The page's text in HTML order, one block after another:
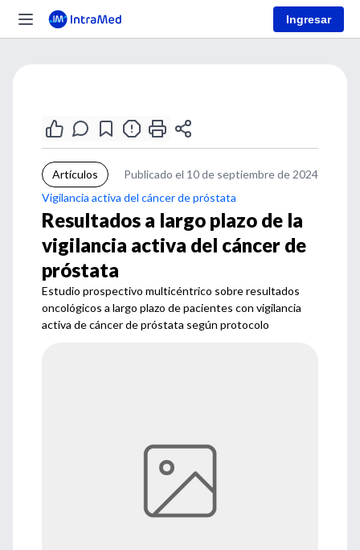
Ingresar
Artículos
Publicado el 10 de septiembre de 2024
Vigilancia activa del cáncer de próstata
Resultados a largo plazo de la
vigilancia activa del cáncer de
próstata
Estudio prospectivo multicéntrico sobre resultados
oncológicos a largo plazo de pacientes con vigilancia
activa de cáncer de próstata según protocolo